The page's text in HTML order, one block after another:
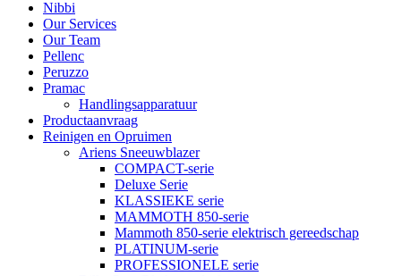
Nibbi
Our Services
Our Team
Pellenc
Peruzzo
Pramac
Handlingsapparatuur
Productaanvraag
Reinigen en Opruimen
Ariens Sneeuwblazer
COMPACT-serie
Deluxe Serie
KLASSIEKE serie
MAMMOTH 850-serie
Mammoth 850-serie elektrisch gereedschap
PLATINUM-serie
PROFESSIONELE serie